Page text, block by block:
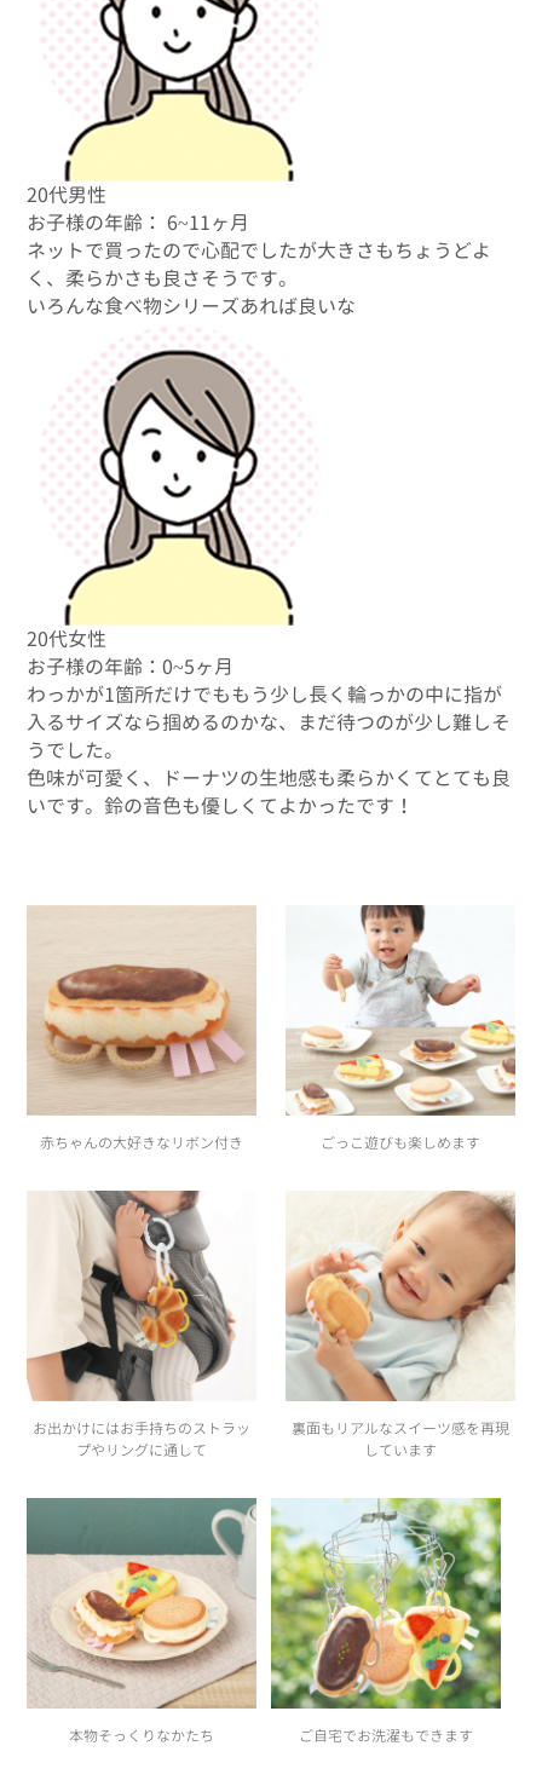
20代男性
お子様の年齢： 6~11ヶ月
ネットで買ったので心配でしたが大きさもちょうどよ
く、柔らかさも良さそうです。
いろんな食べ物シリーズあれば良いな
20代女性
お子様の年齢：0~5ヶ月
わっかが1箇所だけでももう少し長く輪っかの中に指が
入るサイズなら掴めるのかな、まだ待つのが少し難しそ
うでした。
色味が可愛く、ドーナツの生地感も柔らかくてとても良
いです。鈴の音色も優しくてよかったです！
赤ちゃんの大好きなリボン付き ごっこ遊びも楽しめます
お出かけにはお手持ちのストラッ
プやリングに通して
裏面もリアルなスイーツ感を再現
しています
本物そっくりなかたち ご自宅でお洗濯もできます